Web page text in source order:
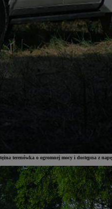
terenówka o ogromnej mocy i dostępna z